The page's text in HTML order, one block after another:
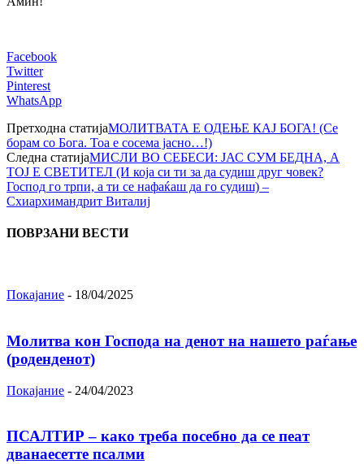
Facebook
Twitter
Pinterest
WhatsApp
Претходна статијаМОЛИТВАТА Е ОДЕЊЕ КАЈ БОГА! (Се
борам co Бога. Тоа е сосема јасно…!)
Следна статијаМИСЛИ ВО СЕБЕСИ: ЈАС СУМ БЕДНА, А
ТОЈ Е СВЕТИТЕЛ (И која си ти за да судиш друг човек?
Господ го трпи, а ти се нафаќаш да го судиш) –
Схиархимандрит Виталиј
ПОВРЗАНИ ВЕСТИ
Покајание - 18/04/2025
Молитва кон Господа на денот на нашето раѓање
(роденденот)
Покајание - 24/04/2023
ПСАЛТИР – како треба посебно да се пеат
дванаесетте псалми